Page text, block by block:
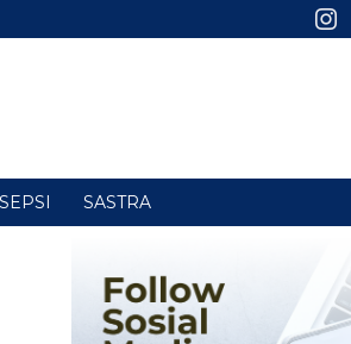
SASTRA